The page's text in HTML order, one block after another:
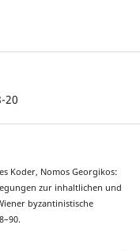
20
Koder, Nomos Georgikos:
zur inhaltlichen und
byzantinistische